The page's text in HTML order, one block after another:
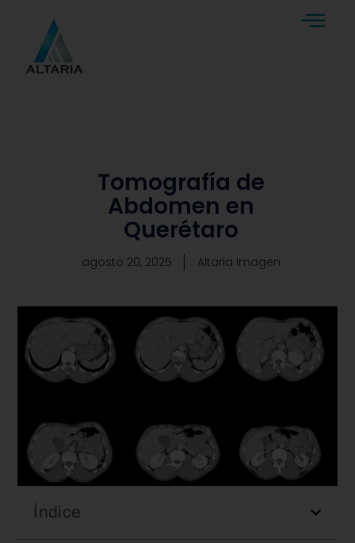
Tomografía de
Abdomen en
Querétaro
agosto 20, 2025 Altaria Imagen
Índice